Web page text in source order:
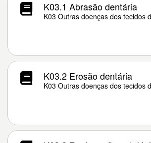
K03.1 Abrasão dentária
K03 Outras doenças dos tecidos
K03.2 Erosão dentária
K03 Outras doenças dos tecidos